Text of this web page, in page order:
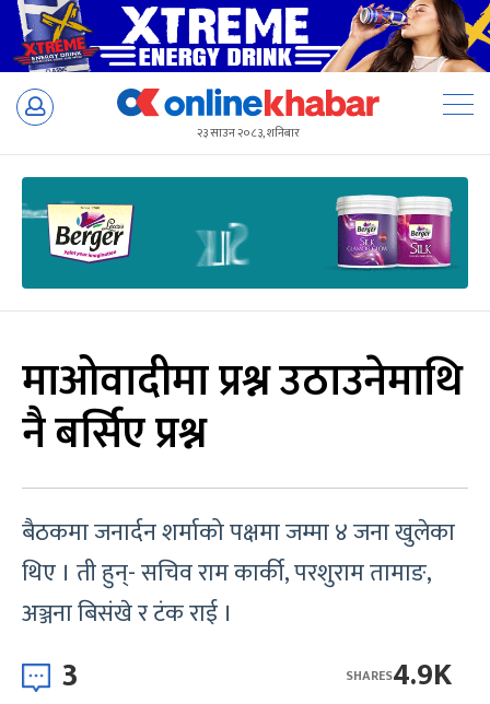
Skip
२३ साउन २०८३, शनिबार
माओवादीमा प्रश्न उठाउनेमाथि
नै बर्सिए प्रश्न
बैठकमा जनार्दन शर्माको पक्षमा जम्मा ४ जना खुलेका
थिए । ती हुन्- सचिव राम कार्की, परशुराम तामाङ,
अञ्जना बिसंखे र टंक राई ।
3 4.9K
SHARES